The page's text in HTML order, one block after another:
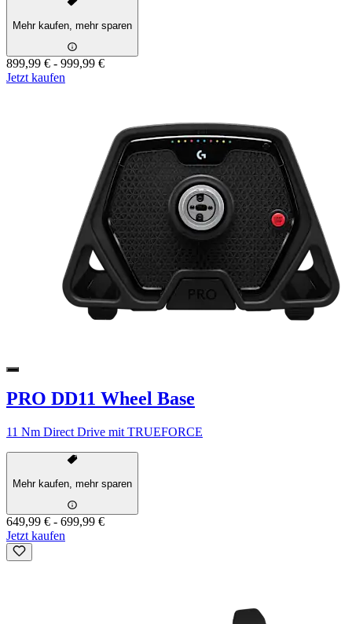
Mehr kaufen, mehr sparen
899,99 € - 999,99 €
Jetzt kaufen
PRO DD11 Wheel Base
11 Nm Direct Drive mit TRUEFORCE
Mehr kaufen, mehr sparen
649,99 € - 699,99 €
Jetzt kaufen